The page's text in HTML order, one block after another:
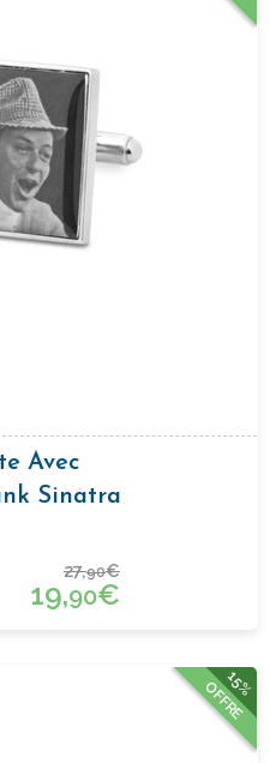
Avec
Sinatra
27,90€
19,90€
15%
OFFRE